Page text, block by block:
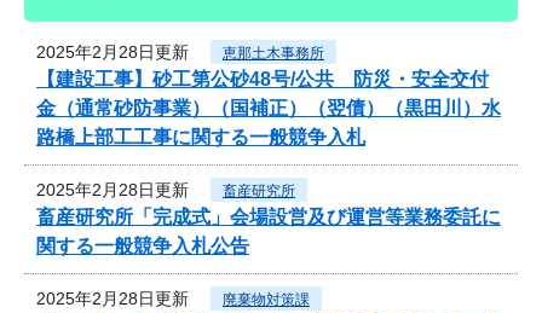
2025年2月28日更新 恵那土木事務所
【建設工事】砂工第公砂48号/公共 防災・安全交付
金（通常砂防事業）（国補正）（翌債）（黒田川）水
路橋上部工工事に関する一般競争入札
2025年2月28日更新 畜産研究所
畜産研究所「完成式」会場設営及び運営等業務委託に
関する一般競争入札公告
2025年2月28日更新 廃棄物対策課